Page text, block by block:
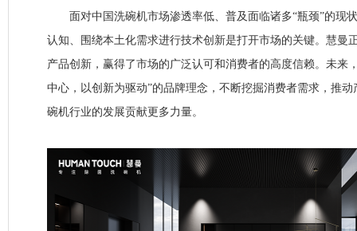
面对中国洗碗机市场渗透率低、普及面临诸多“瓶颈”的现
认知、围绕本土化需求进行技术创新是打开市场的关键。慧曼
产品创新，赢得了市场的广泛认可和消费者的高度信赖。未来
中心，以创新为驱动”的品牌理念，不断挖掘消费者需求，推
碗机行业的发展贡献更多力量。